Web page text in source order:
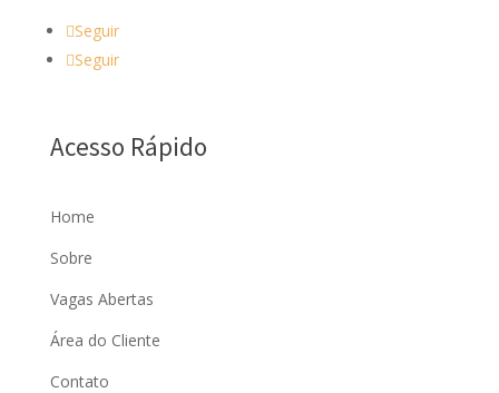
Seguir
Seguir
Acesso Rápido
Home
Sobre
Vagas Abertas
Área do Cliente
Contato